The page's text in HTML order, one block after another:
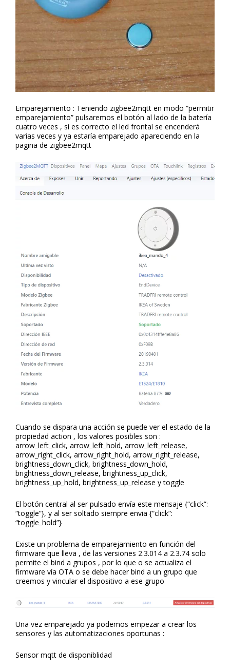
Emparejamiento : Teniendo zigbee2mqtt en modo “permitir
emparejamiento” pulsaremos el botón al lado de la batería
cuatro veces , si es correcto el led frontal se encenderá
varias veces y ya estaría emparejado apareciendo en la
pagina de zigbee2mqtt
Cuando se dispara una acción se puede ver el estado de la
propiedad action , los valores posibles son :
arrow_left_click, arrow_left_hold, arrow_left_release,
arrow_right_click, arrow_right_hold, arrow_right_release,
brightness_down_click, brightness_down_hold,
brightness_down_release, brightness_up_click,
brightness_up_hold, brightness_up_release y toggle
El botón central al ser pulsado envía este mensaje {“click”:
“toggle”}, y al ser soltado siempre envia {“click”:
“toggle_hold”}
Existe un problema de emparejamiento en función del
firmware que lleva , de las versiones 2.3.014 a 2.3.74 solo
permite el bind a grupos , por lo que o se actualiza el
firmware vía OTA o se debe hacer bind a un grupo que
creemos y vincular el dispositivo a ese grupo
Una vez emparejado ya podemos empezar a crear los
sensores y las automatizaciones oportunas :
Sensor mqtt de disponiblidad